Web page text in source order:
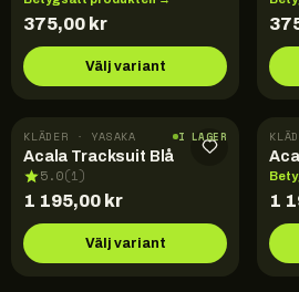
375,00 kr
Välj variant
KLÄDER · YASAKA I LAGER
Acala Tracksuit Blå
5.0(1)
1 195,00 kr
Välj variant
1